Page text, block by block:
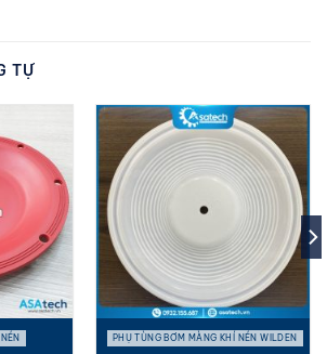
TỰ
PHỤ TÙNG BƠM MÀNG KHÍ NÉN WILDEN